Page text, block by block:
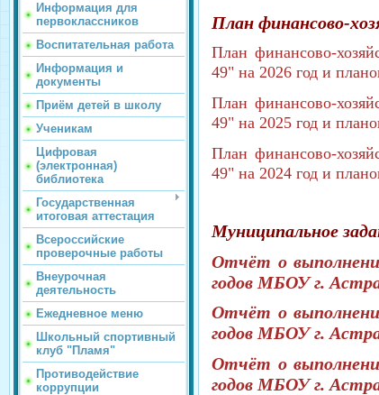
Информация для
первоклассников
Воспитательная работа
Информация и
документы
Приём детей в школу
Ученикам
Цифровая
(электронная)
библиотека
Государственная
итоговая аттестация
Всероссийские
проверочные работы
Внеурочная
деятельность
Ежедневное меню
Школьный спортивный
клуб "Пламя"
Противодействие
коррупции
План финансово-
План финансово-
49" на 2026 год и
План финансово-
49" на 2025 год и
План финансово-
49" на 2024 год и
Муниципальное
Отчёт о
годов МБОУ г.
Отчёт о
годов МБОУ г.
Отчёт о
годов МБОУ г.